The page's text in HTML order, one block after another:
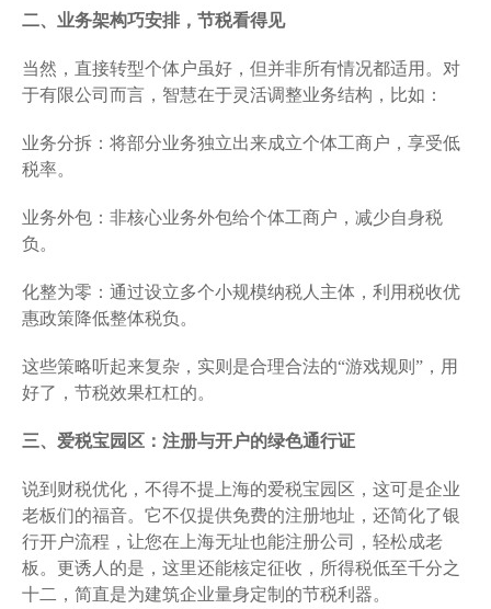
二、业务架构巧安排，节税看得见
当然，直接转型个体户虽好，但并非所有情况都适用。对
于有限公司而言，智慧在于灵活调整业务结构，比如：
业务分拆：将部分业务独立出来成立个体工商户，享受低
税率。
业务外包：非核心业务外包给个体工商户，减少自身税
负。
化整为零：通过设立多个小规模纳税人主体，利用税收优
惠政策降低整体税负。
这些策略听起来复杂，实则是合理合法的“游戏规则”，用
好了，节税效果杠杠的。
三、爱税宝园区：注册与开户的绿色通行证
说到财税优化，不得不提上海的爱税宝园区，这可是企业
老板们的福音。它不仅提供免费的注册地址，还简化了银
行开户流程，让您在上海无址也能注册公司，轻松成老
板。更诱人的是，这里还能核定征收，所得税低至千分之
十二，简直是为建筑企业量身定制的节税利器。